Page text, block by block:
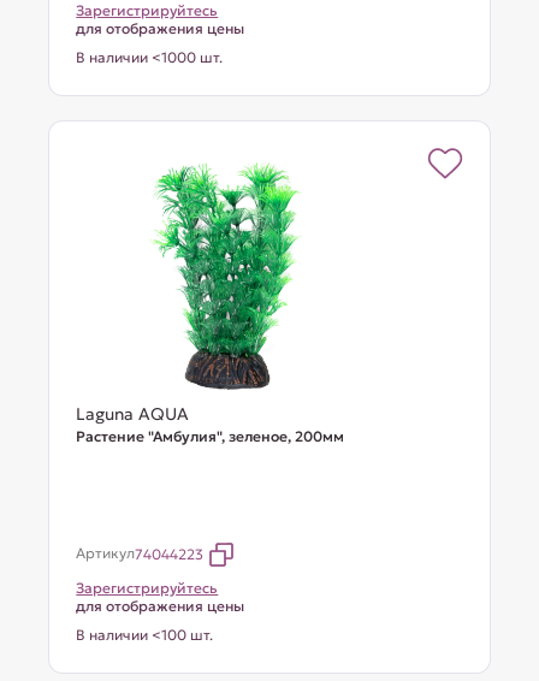
Зарегистрируйтесь
для отображения цены
В наличии <1000 шт.
Laguna AQUA
Растение "Амбулия", зеленое, 200мм
Артикул74044223
Зарегистрируйтесь
для отображения цены
В наличии <100 шт.